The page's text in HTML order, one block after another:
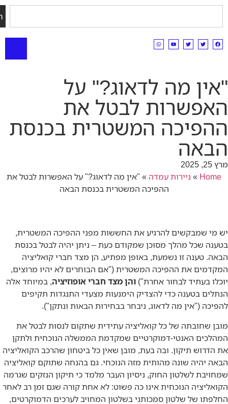
מה לדאוג?" על
לבטל את
המשטרית בכנסת
»ניירות עמדה»"אין מה לדאוג?" על האפשרות לבטל את
ההפיכה המשטרית בכנסת הבאה
להרגיע את החששות מפני ההפיכה המשטרית,
שכל מהלך מסוכן שמקודם כעת – ניתן יהיה לבטל בכנסת
זו נשמעת, באופן מפתיע, הן מצד חברי קואליציה
את ההפיכה המשטרית ("אם הבוחרים לא יהיו מרוצים,
לבחור אחרת")והן מצד חברי אופוזיציה, במיוחד אלה
בטענה כדי להצדיק הימנעות מצעדי התנגדות תקיפים
("אין מה לדאוג, ניבחר בבחירות הבאות ונתקן").
של כל קואליציה עתידית שתקום לנסות לבטל את
האנטי-דמוקרטיים שמקדמת הממשלה הנוכחית ולתקן
תיקון. ובה בעת, מובן שאין כל ביטחון שהרכב הקואליציה
שונה מהותית מזה הנוכחי. גם בהנחה שתוקם קואליציה
לשלטון החוק, ניסיון העבר מלמד כי תיקון הנזקים שגרמה
הנוכחית אינו כה פשוט: לא אחת קורה שגם זמן רב לאחר
של שלטון סמכותני בשלטון המחויב לערכים הדמוקרטים,